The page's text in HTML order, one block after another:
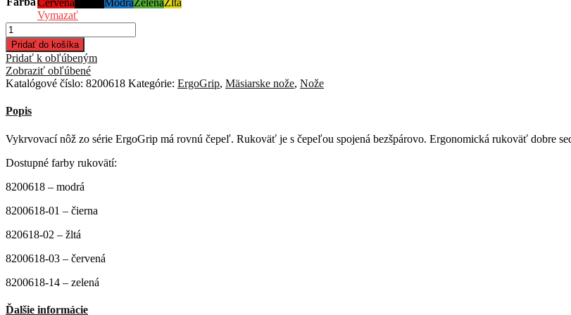
Červená ModráZelenáŽltá
Vymazať
množstvo
Vykrvovací
nôž
ErgoGrip-
18
cm
Pridať do košíka
Pridať k obľúbeným
Zobraziť obľúbené
Katalógové číslo: 8200618 Kategórie: ErgoGrip, Mäsiarske nože, Nože
Popis
Vykrvovací nôž zo série ErgoGrip má rovnú čepeľ. Rukoväť je s čepeľou spojená bezšpárovo. Ergonomická rukoväť dobre
Dostupné farby rukovätí:
8200618 – modrá
8200618-01 – čierna
820618-02 – žltá
8200618-03 – červená
8200618-14 – zelená
Ďalšie informácie